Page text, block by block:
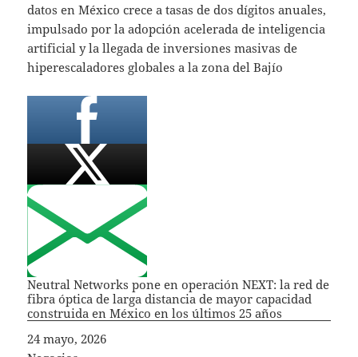
datos en México crece a tasas de dos dígitos anuales,
impulsado por la adopción acelerada de inteligencia
artificial y la llegada de inversiones masivas de
hiperescaladores globales a la zona del Bajío
Neutral Networks pone en operación NEXT: la red de
fibra óptica de larga distancia de mayor capacidad
construida en México en los últimos 25 años
Fecha
24 mayo, 2026